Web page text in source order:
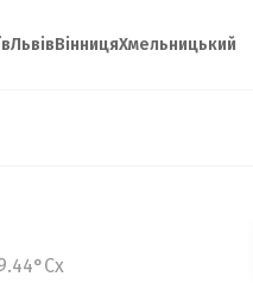
ЛьвівВінницяХмельницький